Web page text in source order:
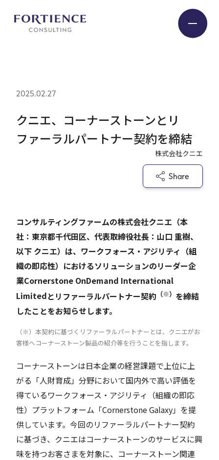
Service
Careers
News
EN
JP
サイト内検索
Contact
クニエ、コーナーストーンとリ
ファーラルパートナー契約を締結
2025.02.27
株式会社クニエ
Share
コンサルティングファームの株式会社クニエ（本
社：東京都千代田区、代表取締役社長：山口 重樹、
以下 クニエ）は、 ワークフォース・アジリティ（組
織の即応性）におけるソリューションのリーダー企
業Cornerstone OnDemand International
Limitedとリファーラルパートナー契約 （※） を締結
したことをお知らせします。
（※）本契約に基づくリファーラルパートナーとは、クニエがお
客様へコーナーストーン製品の紹介等を行うことを指します。
コーナーストーンは日本企業の経営課題で上位に上
がる「人財育成」分野において国内外で高い評価を
得ているワークフォース・アジリティ（組織の即応
性）プラットフォーム「Cornerstone Galaxy」を提
供しています。今回のリファーラルパートナー契約
に基づき、クニエはコーナーストーンのサービスに興
味を持つお客さまを対象に、コーナーストーン関連